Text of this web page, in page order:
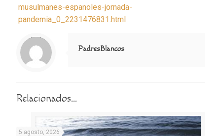
musulmanes-espanoles-jornada-
pandemia_0_2231476831.html
Notice
: Trying to access array offset on value of type null in
/home/misioner/public_html/padresblancos/themes/betheme/includes/content-single.php
on line
286
PadresBlancos
Relacionados...
5 agosto, 2026